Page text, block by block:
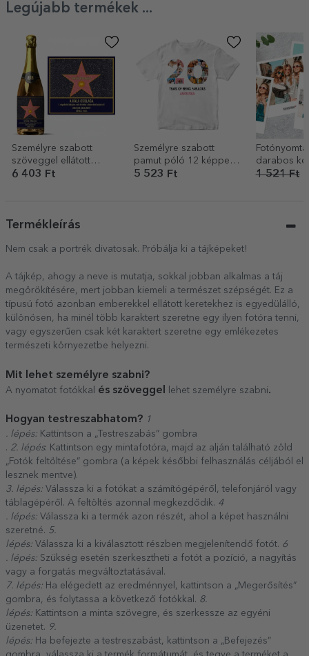
Legújabb termékek ...
Személyre szabott
szöveggel ellátott
pezsgő – A hála
6 403 Ft
Személyre szabott
pamut póló 12 képpel
és üzenettel – 20 éves
5 523 Ft
darabos
cm-es
1 521 Ft
Termékleírás
Nem csak a portrék divatosak. Próbálja ki a tájképeket!
A tájkép, ahogy a neve is mutatja, sokkal jobban alkalmas a táj
megörökítésére, mert jobban kiemeli a természet szépségét. Ez a
típusú fotó azonban emberekkel ellátott keretekhez is egyedülálló,
különösen, ha minél több karaktert szeretne egy ilyen fotóra tenni,
vagy egyszerűen csak két karaktert szeretne egy emlékezetes
természeti környezetbe helyezni.
Mit lehet személyre szabni?
A nyomatot fotókkal és szöveggel lehet személyre szabni.
Hogyan testreszabhatom? 1
. lépés: Kattintson a „Testreszabás” gombra
. 2. lépés: Kattintson egy mintafotóra, majd az alján található zöld
„Fotók feltöltése” gombra (a képek későbbi felhasználás céljából el
lesznek mentve).
3. lépés: Válassza ki a fotókat a számítógépéről, telefonjáról vagy
táblagépéről. A feltöltés azonnal megkezdődik. 4
. lépés: Válassza ki a termék azon részét, ahol a képet használni
szeretné. 5.
lépés: Válassza ki a kiválasztott részben megjelenítendő fotót. 6
. lépés: Szükség esetén szerkesztheti a fotót a pozíció, a nagyítás
vagy a forgatás megváltoztatásával.
7. lépés: Ha elégedett az eredménnyel, kattintson a „Megerősítés”
gombra, és folytassa a következő fotókkal. 8.
lépés: Kattintson a minta szövegre, és szerkessze az egyéni
üzenetet. 9.
lépés: Ha befejezte a testreszabást, kattintson a „Befejezés”